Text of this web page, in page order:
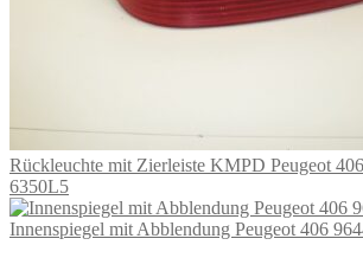
Rückleuchte mit Zierleiste KMPD Peugeot
6350L5
Innenspiegel mit Abblendung Peugeot 406